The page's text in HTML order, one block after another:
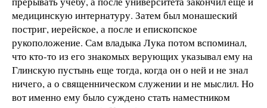
медицинскую интернатуру. Затем был монашеский
постриг, иерейское, а после и епископское
рукоположение. Сам владыка Лука потом вспоминал,
что кто-то из его знакомых верующих указывал ему на
Глинскую пустынь еще тогда, когда он о ней и не знал
ничего, а о священническом служении и не мыслил. Но
вот именно ему было суждено стать наместником